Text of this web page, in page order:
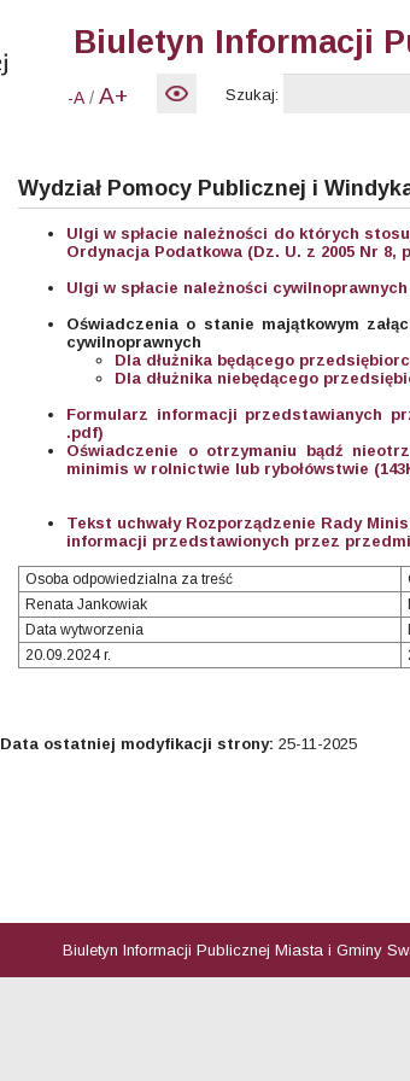
Biuletyn Informacji
-A / A+ Szukaj:
Wydział Pomocy Publicznej i
Ulgi w spłacie należności do których
Ordynacja Podatkowa (Dz. U. z 2005 Nr 8,
Ulgi w spłacie należności cywilnoprawnych
Oświadczenia o stanie majątkowym
cywilnoprawnych
Dla dłużnika będącego
Dla dłużnika niebędącego
Formularz informacji przedstawianych
.pdf)
Oświadczenie o otrzymaniu bądź
minimis w rolnictwie lub rybołówstwie
Tekst uchwały Rozporządzenie Rady
informacji przedstawionych przez
Osoba odpowiedzialna za treść
Renata Jankowiak
Data wytworzenia
20.09.2024 r.
Data ostatniej modyfikacji strony: 25-11-2025
Biuletyn Informacji Publicznej Miasta i Gminy